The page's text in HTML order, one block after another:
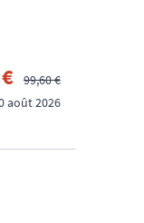
99,60 €
août 2026